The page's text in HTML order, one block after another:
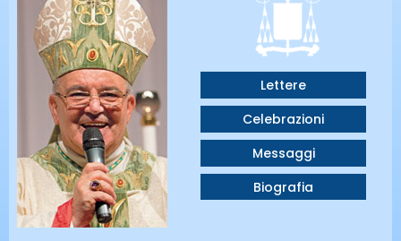
Lettere
Celebrazioni
Messaggi
Biografia